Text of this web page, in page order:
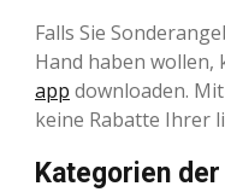
Falls Sie
Hand haben wollen,
app downloaden.
keine Rabatte Ihrer
Kategorien